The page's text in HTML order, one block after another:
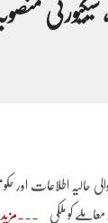
اطلاعات اور
کو ملکی